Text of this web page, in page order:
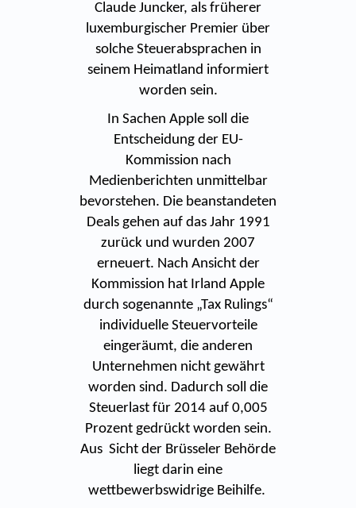
Claude Juncker, als früherer
luxemburgischer Premier über
solche Steuerabsprachen in
seinem Heimatland informiert
worden sein.
In Sachen Apple soll die
Entscheidung der EU-
Kommission nach
Medienberichten unmittelbar
bevorstehen. Die beanstandeten
Deals gehen auf das Jahr 1991
zurück und wurden 2007
erneuert. Nach Ansicht der
Kommission hat Irland Apple
durch sogenannte „Tax Rulings“
individuelle Steuervorteile
eingeräumt, die anderen
Unternehmen nicht gewährt
worden sind. Dadurch soll die
Steuerlast für 2014 auf 0,005
Prozent gedrückt worden sein.
Aus Sicht der Brüsseler Behörde
liegt darin eine
wettbewerbswidrige Beihilfe.